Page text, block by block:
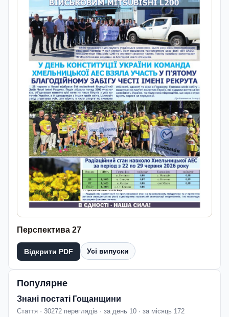
Перспектива 27
Відкрити PDF Усі випуски
Популярне
Знані постаті Гощанщини
Стаття · 30272 переглядів · за день 10 · за місяць 172